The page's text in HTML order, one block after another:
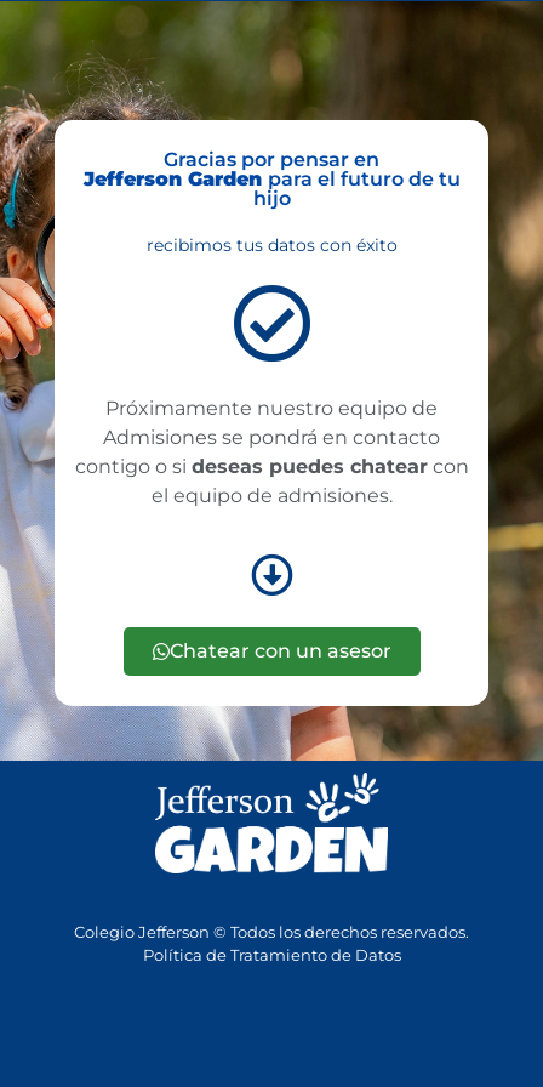
Gracias por pensar en
Jefferson Garden para el futuro de tu
hijo
recibimos tus datos con éxito
Próximamente nuestro equipo de
Admisiones se pondrá en contacto
contigo o si deseas puedes chatearcon
el equipo de admisiones.
Chatear con un asesor
Colegio Jefferson © Todos los derechos reservados.
Política de Tratamiento de Datos